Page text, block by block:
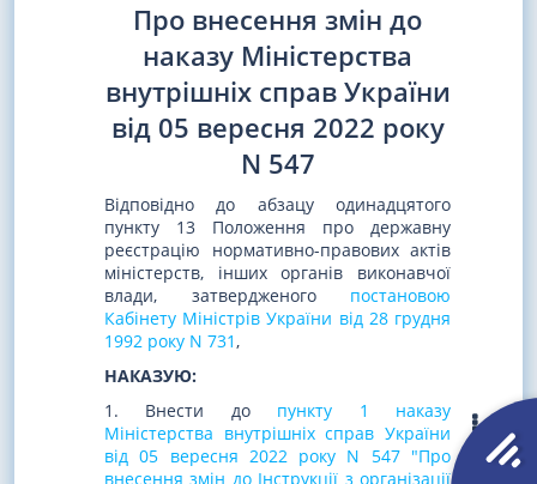
Про внесення змін до
наказу Міністерства
внутрішніх справ України
від 05 вересня 2022 року
N 547
Відповідно до абзацу одинадцятого
пункту 13 Положення про державну
реєстрацію нормативно-правових актів
міністерств, інших органів виконавчої
влади, затвердженого постановою
Кабінету Міністрів України від 28 грудня
1992 року N 731,
НАКАЗУЮ:
1. Внести до пункту 1 наказу
Міністерства внутрішніх справ України
від 05 вересня 2022 року N 547 "Про
внесення змін до Інструкції з організації